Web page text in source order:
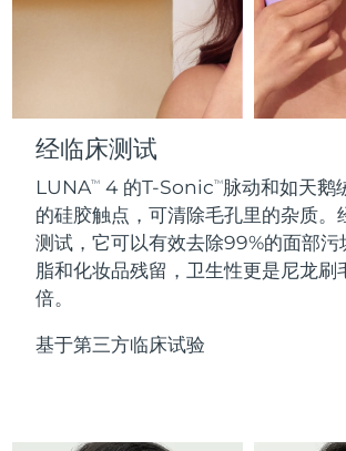
经临床测试
LUNATM 4 的T-SonicTM脉动和如天鹅
的硅胶触点，可清除毛孔里的杂质。
测试，它可以有效去除99%的面部污
脂和化妆品残留，卫生性更是尼龙刷
倍。
基于第三方临床试验
FAQ™产品
All anti-aging treatments
FAQ™产品
All LED treatments
FAQ™ products
All toning treatments
PEACH™ 2
IPL hair removal
PEACH™ 2 go
Travel-friendly IPL hair
PEACH™ Cooling
LUNA™ 4 body
Massaging body brush
SUPERCHARGED™
Firming body serum
ESPADA™ 2 plus
Recurring acne LED
ESPADA™ 2
Acne treatment device
ESPADA™
眼部护理
BEAR™ 2 eyes &
Microcurrent line
IRIS™ 2
Rejuvenating eye
眼部护肤
毛孔护理
KIWI™ derma
Diamond
Blackhead remover
LUNA™ 4 hair
2-in-1 LED scalp massager
LED light hairbrush
牙齿美白
NEW
issa™ Teeth
Dual LED + sonic device
issa™ Teeth
更多的
预
中国香港特别行政区
匈牙利 预
冰岛 预
印度尼西亚
爱尔兰